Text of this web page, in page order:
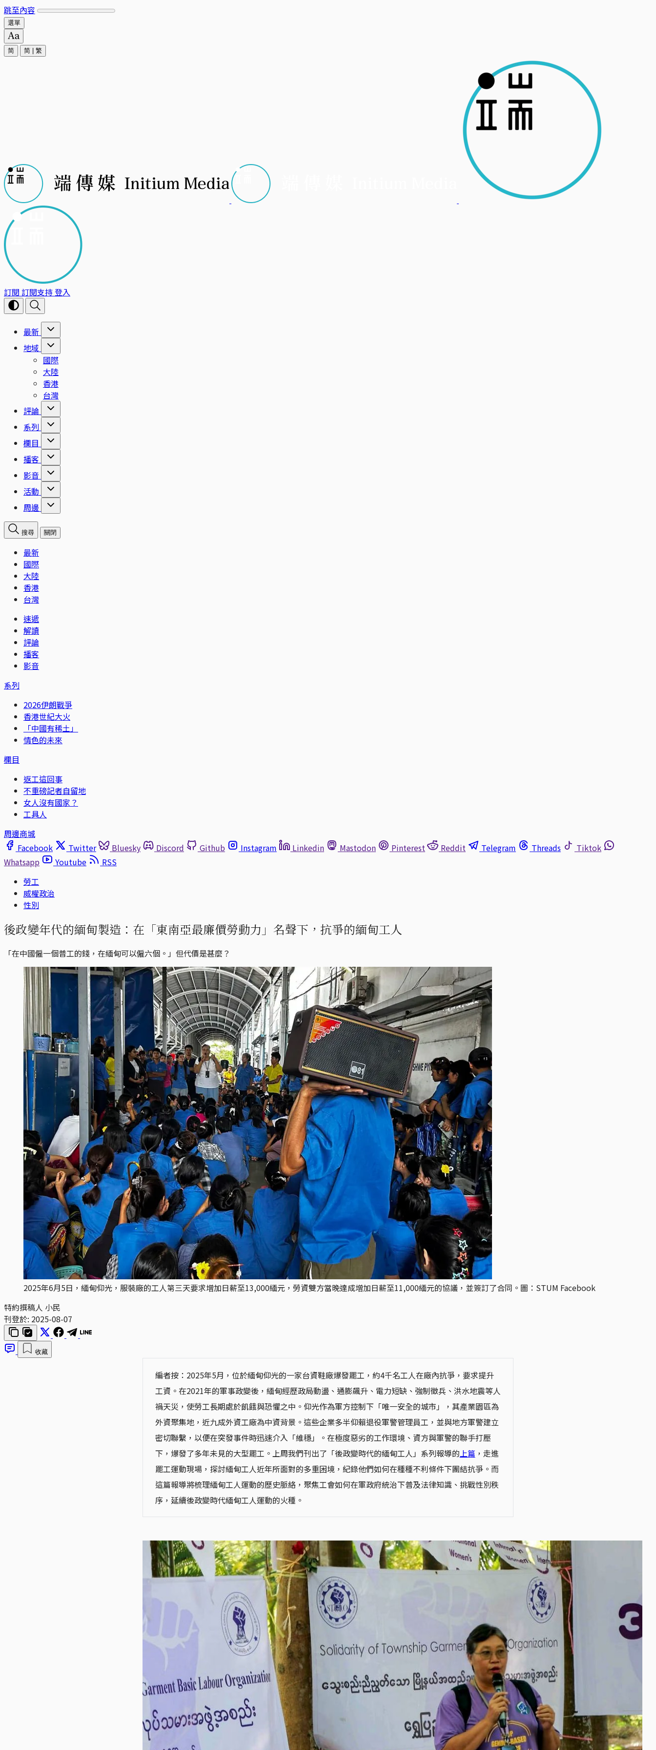
跳至內容
選單
简 简 繁
訂閱 訂閱支持登入
最新
地域
國際
大陸
香港
台灣
評論
系列
欄目
播客
影音
活動
周邊
搜尋 關閉
最新
國際
大陸
香港
台灣
速遞
解讀
評論
播客
影音
系列
2026伊朗戰爭
香港世紀大火
「中國有稀土」
情色的未來
欄目
返工這回事
不重磅記者自留地
女人沒有國家？
工具人
周邊商城
Facebook
Twitter Bluesky Discord Github Instagram Linkedin Mastodon Pinterest Reddit Telegram Threads
Tiktok
Whatsapp
Youtube
RSS
勞工
威權政治
性別
後政變年代的緬甸製造：在「東南亞最廉價勞動力」名聲下，抗爭的緬甸工人
「在中國僱一個普工的錢，在緬甸可以僱六個。」但代價是甚麼？
2025年6月5日，緬甸仰光，服裝廠的工人第三天要求增加日薪至13,000緬元，勞資雙方當晚達成增加日薪至11,000緬元的協議，並簽訂了合同。圖：STUM Facebook
特約撰稿人 小民
刊登於: 2025-08-07
收藏
編者按：2025年5月，位於緬甸仰光的一家台資鞋廠爆發罷工，約4千名工人在廠內抗爭，要求提升
工資。在2021年的軍事政變後，緬甸經歷政局動盪、通膨飆升、電力短缺、強制徵兵、洪水地震等人
禍天災，使勞工長期處於飢餓與恐懼之中。仰光作為軍方控制下「唯一安全的城市」，其產業園區為
外資聚集地，近九成外資工廠為中資背景。這些企業多半仰賴退役軍警管理員工，並與地方軍警建立
密切聯繫，以便在突發事件時迅速介入「維穩」。在極度惡劣的工作環境、資方與軍警的聯手打壓
下，爆發了多年未見的大型罷工。上周我們刊出了「後政變時代的緬甸工人」系列報導的上篇 ，走進
罷工運動現場，探討緬甸工人近年所面對的多重困境，紀錄他們如何在種種不利條件下團結抗爭。而
這篇報導將梳理緬甸工人運動的歷史脈絡，聚焦工會如何在軍政府統治下普及法律知識、挑戰性別秩
序，延續後政變時代緬甸工人運動的火種。